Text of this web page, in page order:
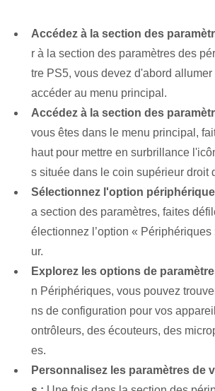
Accédez à la section des
r à la section des paramètres des
tre PS5, vous devez d'abord
accéder au menu principal.
Accédez à la section des
vous êtes dans le menu principal,
haut pour mettre en surbrillance
s située dans le coin supérieur droit
Sélectionnez l'option
a section des paramètres, faites
électionnez l’option «
ur.
Explorez les options de
n Périphériques, vous pouvez
ns de configuration pour vos
ontrôleurs, des écouteurs, des
es.
Personnalisez les paramètres de